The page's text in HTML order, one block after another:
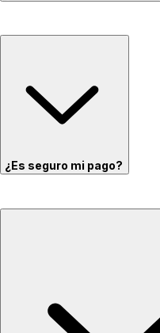
¿Es seguro mi pago?